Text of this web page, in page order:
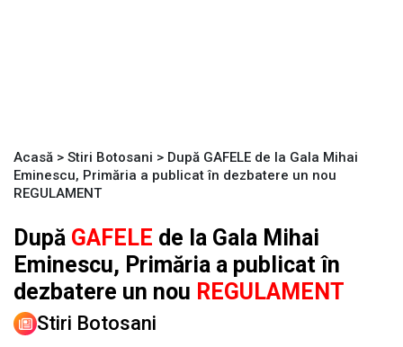
Acasă > Stiri Botosani > După GAFELE de la Gala Mihai
Eminescu, Primăria a publicat în dezbatere un nou
REGULAMENT
După GAFELE de la Gala Mihai
Eminescu, Primăria a publicat în
dezbatere un nou REGULAMENT
Stiri Botosani